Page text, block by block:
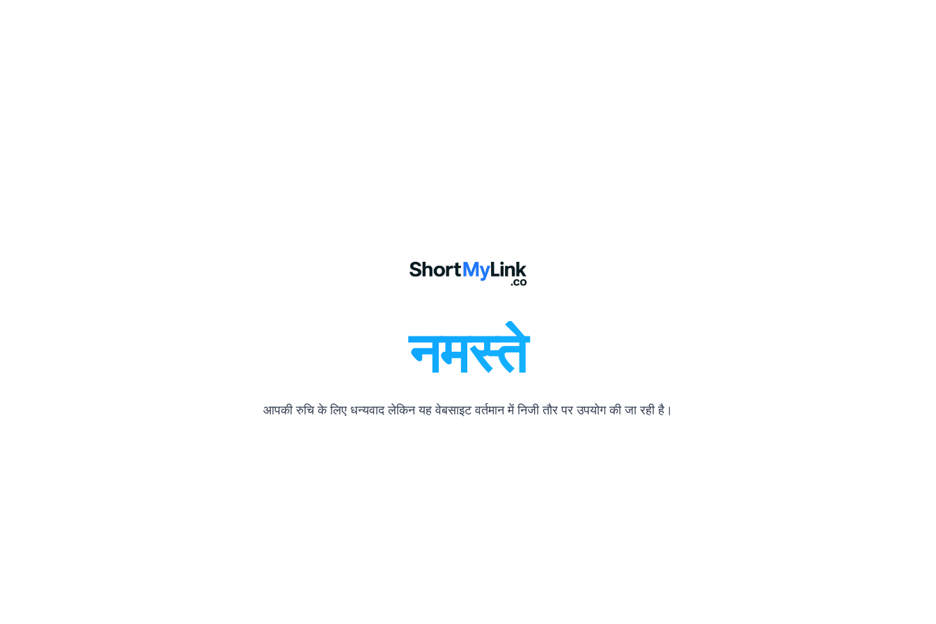
नमस्ते
आपकी रुचि के लिए धन्यवाद लेकिन यह वेबसाइट वर्तमान में निजी तौर पर उपयोग की जा रही है।